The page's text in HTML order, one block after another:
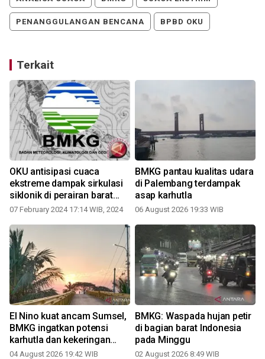
PENANGGULANGAN BENCANA BPBD OKU
Terkait
OKU antisipasi cuaca
ekstreme dampak sirkulasi
siklonik di perairan barat
daya Sumatera
07 February 2024 17:14 WIB, 2024
BMKG pantau kualitas udara
di Palembang terdampak
asap karhutla
06 August 2026 19:33 WIB
El Nino kuat ancam Sumsel,
BMKG ingatkan potensi
karhutla dan kekeringan
ekstrem
04 August 2026 19:42 WIB
BMKG: Waspada hujan petir
di bagian barat Indonesia
pada Minggu
02 August 2026 8:49 WIB